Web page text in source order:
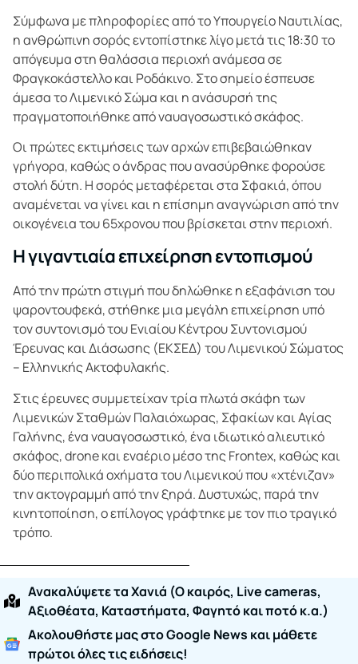
Σύμφωνα με πληροφορίες από το Υπουργείο Ναυτιλίας,
η ανθρώπινη σορός εντοπίστηκε λίγο μετά τις 18:30 το
απόγευμα στη θαλάσσια περιοχή ανάμεσα σε
Φραγκοκάστελλο και Ροδάκινο. Στο σημείο έσπευσε
άμεσα το Λιμενικό Σώμα και η ανάσυρσή της
πραγματοποιήθηκε από ναυαγοσωστικό σκάφος.
Οι πρώτες εκτιμήσεις των αρχών επιβεβαιώθηκαν
γρήγορα, καθώς ο άνδρας που ανασύρθηκε φορούσε
στολή δύτη. Η σορός μεταφέρεται στα Σφακιά, όπου
αναμένεται να γίνει και η επίσημη αναγνώριση από την
οικογένεια του 65χρονου που βρίσκεται στην περιοχή.
Η γιγαντιαία επιχείρηση εντοπισμού
Από την πρώτη στιγμή που δηλώθηκε η εξαφάνιση του
ψαροντουφεκά, στήθηκε μια μεγάλη επιχείρηση υπό
τον συντονισμό του Ενιαίου Κέντρου Συντονισμού
Έρευνας και Διάσωσης (ΕΚΣΕΔ) του Λιμενικού Σώματος
– Ελληνικής Ακτοφυλακής.
Στις έρευνες συμμετείχαν τρία πλωτά σκάφη των
Λιμενικών Σταθμών Παλαιόχωρας, Σφακίων και Αγίας
Γαλήνης, ένα ναυαγοσωστικό, ένα ιδιωτικό αλιευτικό
σκάφος, drone και εναέριο μέσο της Frontex, καθώς και
δύο περιπολικά οχήματα του Λιμενικού που «χτένιζαν»
την ακτογραμμή από την ξηρά. Δυστυχώς, παρά την
κινητοποίηση, ο επίλογος γράφτηκε με τον πιο τραγικό
τρόπο.
Ανακαλύψετε τα Χανιά (O καιρός, Live cameras,
Αξιοθέατα, Καταστήματα, Φαγητό και ποτό κ.α.)
Ακολουθήστε μας στο Google News και μάθετε
πρώτοι όλες τις ειδήσεις!